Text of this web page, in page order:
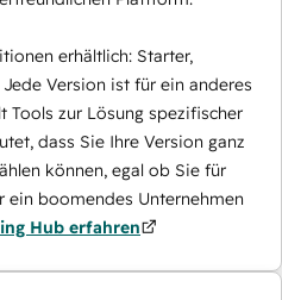
erhältlich: Starter,
Version ist für ein anderes
Tools zur Lösung spezifischer
dass Sie Ihre Version ganz
können, egal ob Sie für
ein boomendes Unternehmen
Hub erfahren